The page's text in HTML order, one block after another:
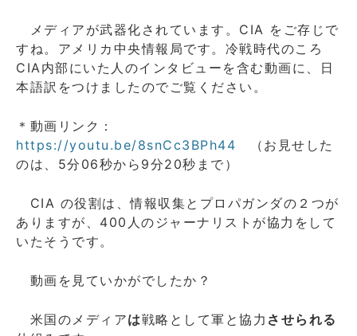
メディアが武器化されています。CIA をご存じで
すね。アメリカ中央情報局です。冷戦時代のころ
CIA内部にいた人のインタビューを含む動画に、日
本語訳をつけましたのでご覧ください。
＊動画リンク：
https://youtu.be/8snCc3BPh44 （お見せした
のは、5分06秒から9分20秒まで）
CIA の役割は、情報収集とプロパガンダの２つが
ありますが、400人のジャーナリストが協力をして
いたそうです。
動画を見ていかがでしたか？
米国のメディアは戦略として軍と協力 させられる